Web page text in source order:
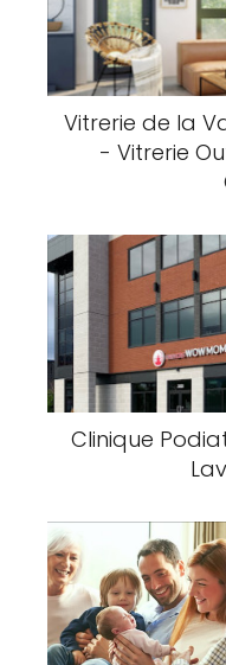
Vitrerie de la
- Vitrerie
Clinique